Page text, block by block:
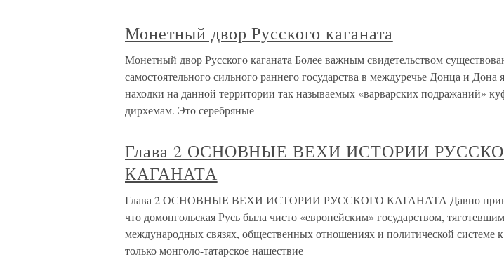
Монетный двор Русского каганата
Монетный двор Русского каганата Более важным свидетельством
самостоятельного сильного раннего государства в междуречье Донца и Дона
находки на данной территории так называемых «варварских подражаний»
дирхемам. Это серебряные
Глава 2 ОСНОВНЫЕ ВЕХИ ИСТОРИИ
КАГАНАТА
Глава 2 ОСНОВНЫЕ ВЕХИ ИСТОРИИ РУССКОГО КАГАНАТА Давно
что домонгольская Русь была чисто «европейским» государством,
международных связях, общественных отношениях и политической системе
только монголо-татарское нашествие